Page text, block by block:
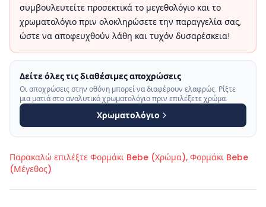
συμβουλευτείτε προσεκτικά το μεγεθολόγιο και το
χρωματολόγιο πριν ολοκληρώσετε την παραγγελία σας,
ώστε να αποφευχθούν λάθη και τυχόν δυσαρέσκεια!
Δείτε όλες τις διαθέσιμες αποχρώσεις
Οι αποχρώσεις στην οθόνη μπορεί να διαφέρουν ελαφρώς. Ρίξτε
μια ματιά στο αναλυτικό χρωματολόγιο πριν επιλέξετε χρώμα.
Χρωματολόγιο
Παρακαλώ επιλέξτε Φορμάκι Bebe (Χρώμα), Φορμάκι Bebe
(Μέγεθος)